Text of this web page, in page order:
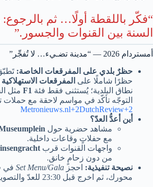
“فكّر باللقطة أولًا… ثم
السنة بين القنوات والجسور.”
أمستردام 2026 — “مدينة تضـيء… لا تُفجِّر”
حظرٌ بلدي على المفرقعات الخاصة:
حظرًا شاملًا على المفرقعات الاستهلاكية
نطاق البلدية؛ يُستثنى فقط فئة F1 مثل
التوجّه تأكّد في مواسم لاحقة مع حملات
Metronieuws.nl+2DutchReview+2
أين أعدُّ العدّ؟
مشاهد حضرية حول
مع حفلاتٍ وقاعات داخلية.
واجهات القنوات قرب
من دون زحامٍ خانق.
نصيحة تنفيذية: احجز Set Menu/Gala في
محورك، ثم اخرج قبل 23:30 للعدّ والتصوير، وارجع بخطوتين.